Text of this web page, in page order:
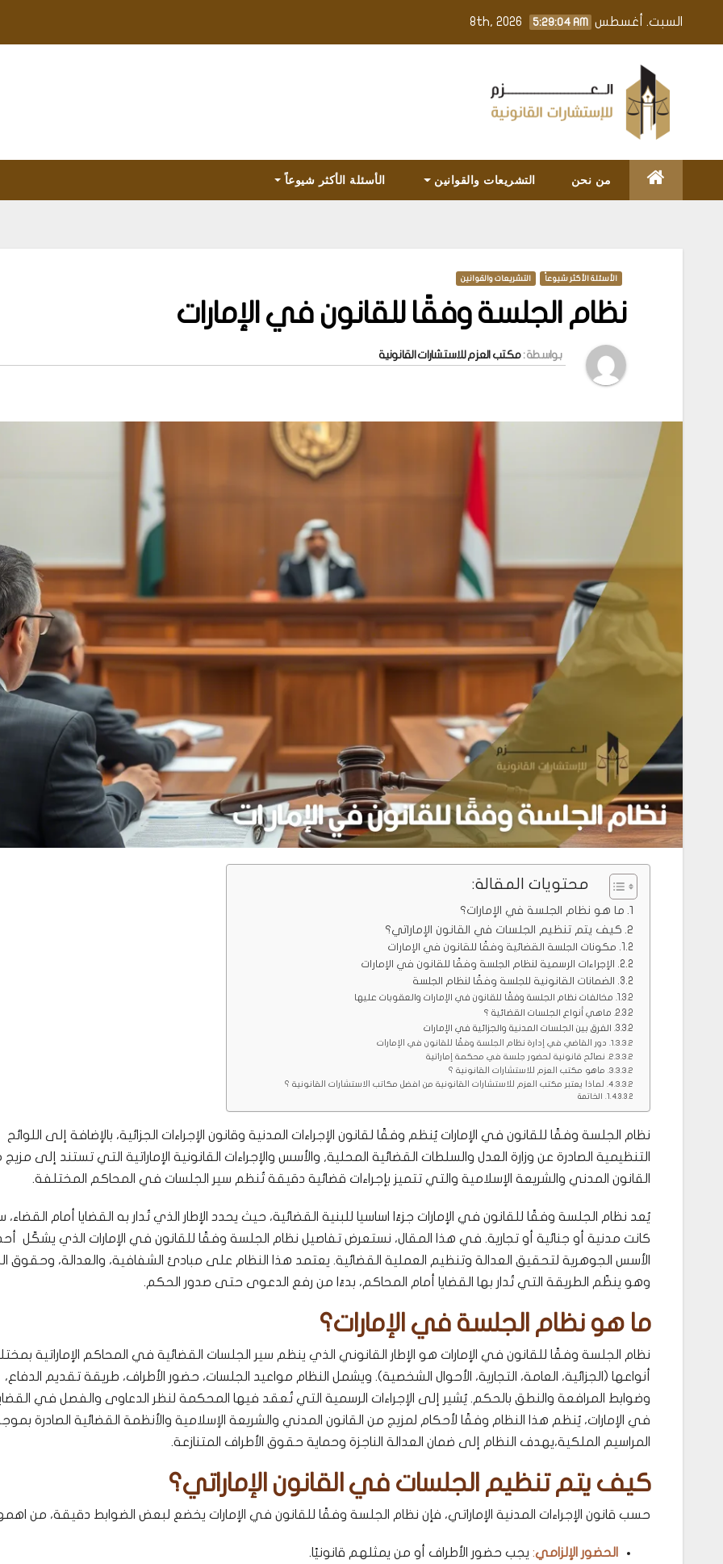
السبت. أغسطس 8th, 2026 5:29:05 AM
من نحن التشريعات والقوانين الأسئلة الأكثر شيوعاً
الأسئلة الأكثر شيوعاً التشريعات والقوانين
نظام الجلسة وفقًا للقانون في الإمارات
بواسطة :مكتب العزم للاستشارات القانونية
محتويات المقالة:
ما هو نظام الجلسة في الإمارات؟
كيف يتم تنظيم الجلسات في القانون الإماراتي؟
مكونات الجلسة القضائية وفقًا للقانون في الإمارات
الإجراءات الرسمية لنظام الجلسة وفقًا للقانون في الإمارات
الضمانات القانونية للجلسة وفقًا لنظام الجلسة
مخالفات نظام الجلسة وفقًا للقانون في الإمارات والعقوبات عليها
ماهي أنواع الجلسات القضائية ؟
الفرق بين الجلسات المدنية والجزائية في الإمارات
دور القاضي في إدارة نظام الجلسة وفقًا للقانون في الإمارات
نصائح قانونية لحضور جلسة في محكمة إماراتية
ماهو مكتب العزم للاستشارات القانونية ؟
لماذا يعتبر مكتب العزم للاستشارات القانونية من افضل مكاتب الاستشارات القانونية ؟
الخاتمة
نظام الجلسة وفقًا للقانون في الإمارات يُنظم وفقًا لقانون الإجراءات المدنية وقانون الإجراءات الجزائية، بالإضافة إلى اللوائح
التنظيمية الصادرة عن وزارة العدل والسلطات القضائية المحلية, والأسس والإجراءات القانونية الإماراتية التي تستند إلى
القانون المدني والشريعة الإسلامية والتي تتميز بإجراءات قضائية دقيقة تُنظم سير الجلسات في المحاكم المختلفة.
يُعد نظام الجلسة وفقًا للقانون في الإمارات جزءًا اساسيا للبنية القضائية، حيث يحدد الإطار الذي تُدار به القضايا أمام القضاء،
كانت مدنية أو جنائية أو تجارية. في هذا المقال، نستعرض تفاصيل نظام الجلسة وفقًا للقانون في الإمارات الذي يشكّل
الأسس الجوهرية لتحقيق العدالة وتنظيم العملية القضائية. يعتمد هذا النظام على مبادئ الشفافية، والعدالة، وحقوق
وهو ينظّم الطريقة التي تُدار بها القضايا أمام المحاكم، بدءًا من رفع الدعوى حتى صدور الحكم.
ما هو نظام الجلسة في الإمارات؟
نظام الجلسة وفقًا للقانون في الإمارات هو الإطار القانوني الذي ينظم سير الجلسات القضائية في المحاكم الإماراتية
أنواعها (الجزائية، العامة، التجارية، الأحوال الشخصية). ويشمل النظام مواعيد الجلسات، حضور الأطراف، طريقة تقديم الدفاع،
وضوابط المرافعة والنطق بالحكم. يُشير إلى الإجراءات الرسمية التي تُعقد فيها المحكمة لنظر الدعاوى والفصل في
في الإمارات، يُنظم هذا النظام وفقًا لأحكام لمزيج من القانون المدني والشريعة الإسلامية والأنظمة القضائية الصادرة
المراسيم الملكية،يهدف النظام إلى ضمان العدالة الناجزة وحماية حقوق الأطراف المتنازعة.
كيف يتم تنظيم الجلسات في القانون الإماراتي؟
حسب قانون الإجراءات المدنية الإماراتي، فإن نظام الجلسة وفقًا للقانون في الإمارات يخضع لبعض الضوابط دقيقة، من
الحضور الإلزامي: يجب حضور الأطراف أو من يمثلهم قانونيًا.